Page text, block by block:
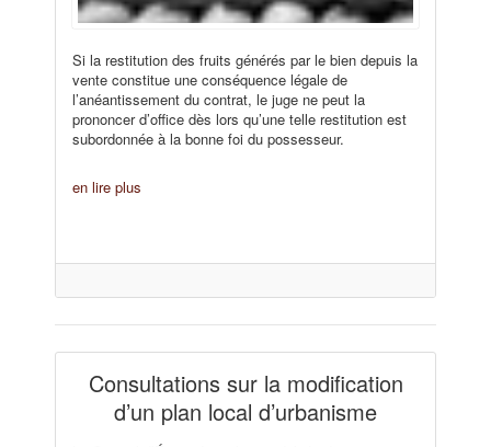
Si la restitution des fruits générés par le bien depuis la
vente constitue une conséquence légale de
l’anéantissement du contrat, le juge ne peut la
prononcer d’office dès lors qu’une telle restitution est
subordonnée à la bonne foi du possesseur.
en lire plus
Consultations sur la modification
d’un plan local d’urbanisme